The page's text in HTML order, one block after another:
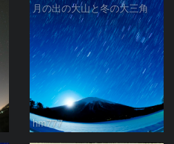
月の出の大山と冬の大三角
hm777